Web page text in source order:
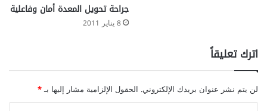
جراحة تحويل المعدة أمان وفاعلية
8 يناير 2011
اترك تعليقاً
لن يتم نشر عنوان بريدك الإلكتروني. الحقول الإلزامية مشار إليها بـ*